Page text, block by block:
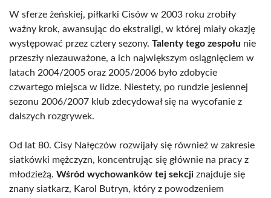
W sferze żeńskiej, piłkarki Cisów w 2003 roku zrobiły
ważny krok, awansując do ekstraligi, w której miały okazję
występować przez cztery sezony. Talenty tego zespołu nie
przeszły niezauważone, a ich największym osiągnięciem w
latach 2004/2005 oraz 2005/2006 było zdobycie
czwartego miejsca w lidze. Niestety, po rundzie jesiennej
sezonu 2006/2007 klub zdecydował się na wycofanie z
dalszych rozgrywek.
Od lat 80. Cisy Nałęczów rozwijały się również w zakresie
siatkówki mężczyzn, koncentrując się głównie na pracy z
młodzieżą. Wśród wychowanków tej sekcji znajduje się
znany siatkarz, Karol Butryn, który z powodzeniem